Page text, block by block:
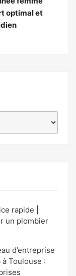
optimal et
rapide |
un plombier
d’entreprise
Toulouse :